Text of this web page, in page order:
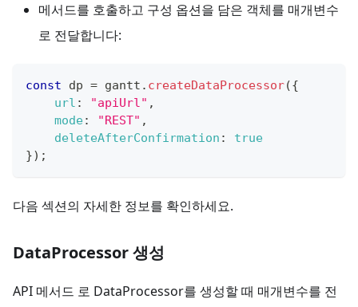
메서드를 호출하고 구성 옵션을 담은 객체를 매개변수
로 전달합니다:
const dp = gantt . createDataProcessor({
url : "apiUrl" ,
mode: "REST" ,
deleteAfterConfirmation :
true
}) ;
다음 섹션의 자세한 정보를 확인하세요.
DataProcessor 생성
API 메서드 로 DataProcessor를 생성할 때 매개변수를 전